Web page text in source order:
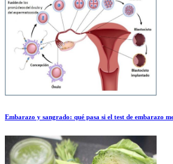
Embarazo y sangrado: qué pasa si el test de embarazo